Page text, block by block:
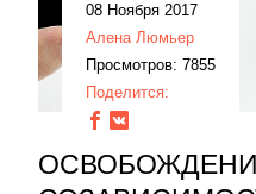
08 Ноября 2017
Алена Люмьер
Просмотров: 7855
Поделится: